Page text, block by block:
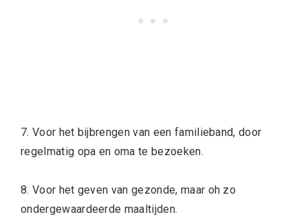
7. Voor het bijbrengen van een familieband, door
regelmatig opa en oma te bezoeken.
8. Voor het geven van gezonde, maar oh zo
ondergewaardeerde maaltijden.